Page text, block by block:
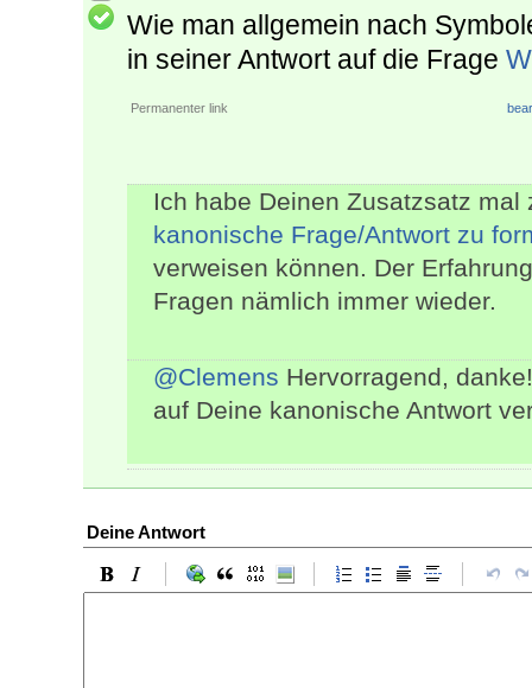
Wie man allgemein nach
in seiner Antwort auf die Frage
Permanenter link
Ich habe Deinen Zusatzsatz
kanonische Frage/Antwort zu
verweisen können. Der
Fragen nämlich immer wieder.
@Clemens Hervorragend,
auf Deine kanonische Antwort
Deine Antwort